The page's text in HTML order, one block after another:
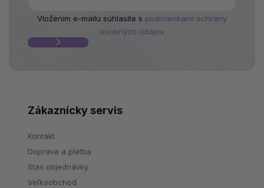
Vložením e-mailu súhlasíte s podmienkami ochrany
osobných údajov
Zákaznícky servis
Kontakt
Doprava a platba
Stav objednávky
Veľkoobchod